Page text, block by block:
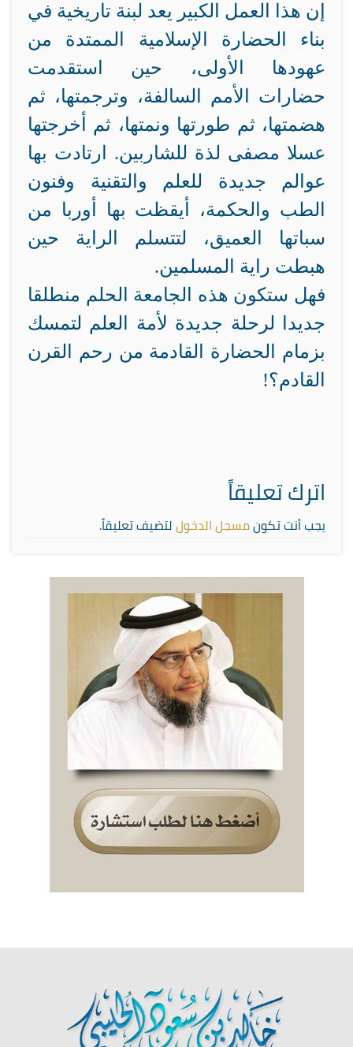
إن هذا العمل الكبير يعد لبنة تاريخية في
بناء الحضارة الإسلامية الممتدة من
عهودها الأولى، حين استقدمت
حضارات الأمم السالفة، وترجمتها، ثم
هضمتها، ثم طورتها ونمتها، ثم أخرجتها
عسلا مصفى لذة للشاربين. ارتادت بها
عوالم جديدة للعلم والتقنية وفنون
الطب والحكمة، أيقظت بها أوربا من
سباتها العميق، لتتسلم الراية حين
هبطت راية المسلمين.
فهل ستكون هذه الجامعة الحلم منطلقا
جديدا لرحلة جديدة لأمة العلم لتمسك
بزمام الحضارة القادمة من رحم القرن
القادم؟!
اترك تعليقاً
يجب أنت تكونمسجل الدخوللتضيف تعليقاً.